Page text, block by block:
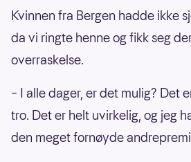
Kvinnen fra Bergen hadde ikke
da vi ringte henne og fikk seg
overraskelse.
– I alle dager, er det mulig? Det
tro. Det er helt uvirkelig, og jeg
den meget fornøyde